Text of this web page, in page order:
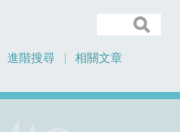
進階搜尋
相關文章